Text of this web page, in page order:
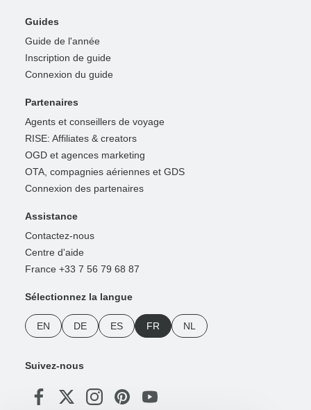
Guides
Guide de l'année
Inscription de guide
Connexion du guide
Partenaires
Agents et conseillers de voyage
RISE: Affiliates & creators
OGD et agences marketing
OTA, compagnies aériennes et GDS
Connexion des partenaires
Assistance
Contactez-nous
Centre d'aide
France +33 7 56 79 68 87
Sélectionnez la langue
EN DE ES FR NL
Suivez-nous